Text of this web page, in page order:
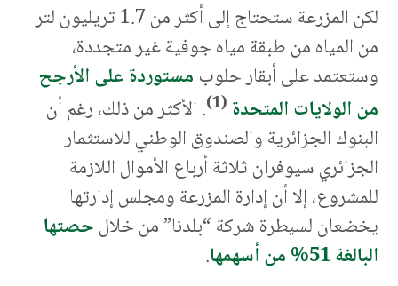
لكن المزرعة ستحتاج إلى أكثر من 1.7 تريليون لتر
من المياه من طبقة مياه جوفية غير متجددة،
وستعتمد على أبقار حلوب مستوردة على الأرجح
من الولايات المتحدة (1) . الأكثر من ذلك، رغم أن
البنوك الجزائرية والصندوق الوطني للاستثمار
الجزائري سيوفران ثلاثة أرباع الأموال اللازمة
للمشروع، إلا أن إدارة المزرعة ومجلس إدارتها
يخضعان لسيطرة شركة “بلدنا” من خلالحصتها
البالغة 51% من أسهمها
.